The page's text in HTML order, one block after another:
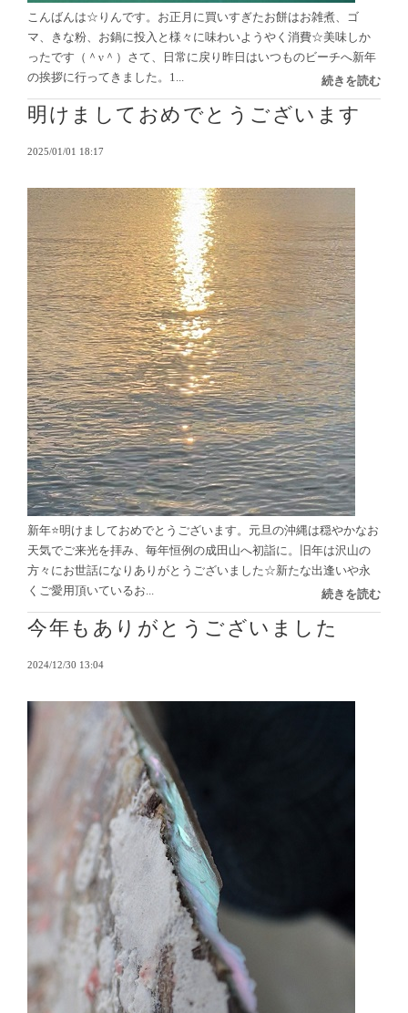
こんばんは☆りんです。お正月に買いすぎたお餅はお雑煮、ゴ
マ、きな粉、お鍋に投入と様々に味わいようやく消費☆美味しか
ったです（＾ν＾）さて、日常に戻り昨日はいつものビーチへ新年
の挨拶に行ってきました。1...
続きを読む
明けましておめでとうございます
2025/01/01 18:17
新年⭐️明けましておめでとうございます。元旦の沖縄は穏やかなお
天気でご来光を拝み、毎年恒例の成田山へ初詣に。旧年は沢山の
方々にお世話になりありがとうございました☆新たな出逢いや永
くご愛用頂いているお...
続きを読む
今年もありがとうございました
2024/12/30 13:04